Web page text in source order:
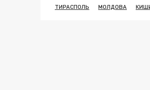
ТИРАСПОЛЬ
МОЛДОВА